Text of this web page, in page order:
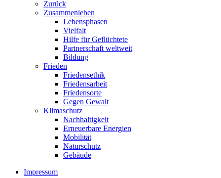
Zurück
Zusammenleben
Lebensphasen
Vielfalt
Hilfe für Geflüchtete
Partnerschaft weltweit
Bildung
Frieden
Friedensethik
Friedensarbeit
Friedensorte
Gegen Gewalt
Klimaschutz
Nachhaltigkeit
Erneuerbare Energien
Mobilität
Naturschutz
Gebäude
Impressum